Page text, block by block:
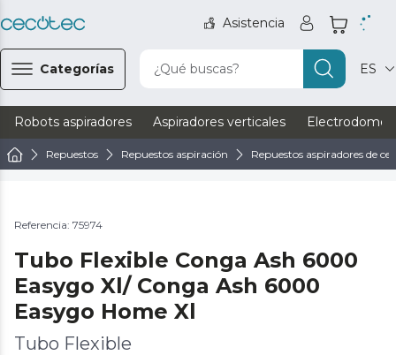
Asistencia
Categorías ¿Qué buscas? ES
Robots aspiradores Aspiradores verticales
Repuestos Repuestos aspiración Repuestos aspiradores de
Referencia: 75974
Tubo Flexible Conga Ash 6000
Easygo Xl/ Conga Ash 6000
Easygo Home Xl
Tubo Flexible